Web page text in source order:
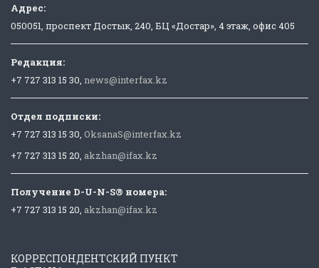
Адрес:
050051, проспект Достык, 240, БЦ «Достар», 4 этаж, офис 405
Редакция:
+7 727 313 15 30, news@interfax.kz
Отдел подписки:
+7 727 313 15 30, OksanaS@interfax.kz
+7 727 313 15 20, akzhan@ifax.kz
Получение D-U-N-S® номера:
+7 727 313 15 20, akzhan@ifax.kz
КОРРЕСПОНДЕНТСКИЙ ПУНКТ